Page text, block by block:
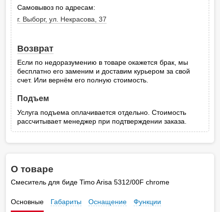
Самовывоз по адресам:
г. Выборг, ул. Некрасова, 37
Возврат
Если по недоразумению в товаре окажется брак, мы
бесплатно его заменим и доставим курьером за свой
счет. Или вернём его полную стоимость.
Подъем
Услуга подъема оплачивается отдельно. Стоимость
рассчитывает менеджер при подтверждении заказа.
О товаре
Смеситель для биде Timo Arisa 5312/00F chrome
Основные Габариты Оснащение Функции